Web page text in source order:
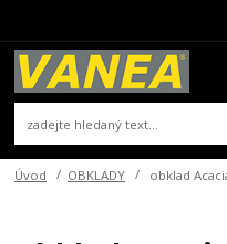
Úvod OBKLADY obklad